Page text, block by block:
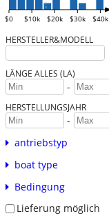
$0 $10k $20k $30k $40k
HERSTELLER&MODELL
LÄNGE ALLES (LA)
-
HERSTELLUNGSJAHR
-
antriebstyp
boat type
Bedingung
Lieferung möglich